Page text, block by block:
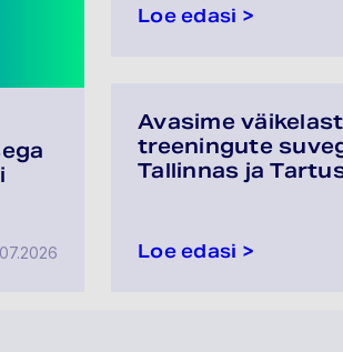
Loe edasi >
Avasime
treeningute
Tallinnas ja
Loe edasi >